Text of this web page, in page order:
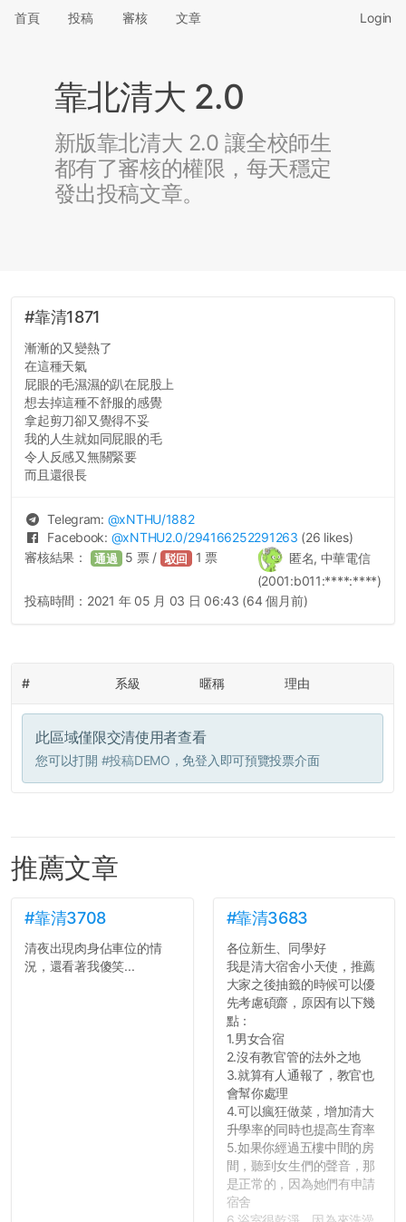
首頁 投稿 審核 文章 Login
靠北清大 2.0
新版靠北清大 2.0 讓全校師生
都有了審核的權限，每天穩定
發出投稿文章。
#靠清1871
漸漸的又變熱了
在這種天氣
屁眼的毛濕濕的趴在屁股上
想去掉這種不舒服的感覺
拿起剪刀卻又覺得不妥
我的人生就如同屁眼的毛
令人反感又無關緊要
而且還很長
Telegram: @xNTHU/1882
Facebook: @xNTHU2.0/294166252291263 (26 likes)
匿名, 中華電信
(2001:b011:****:****)
審核結果： 通過 5 票 / 駁回 1 票
投稿時間： 2021 年 05 月 03 日 06:43 (64 個月前)
# 系級 暱稱 理由
此區域僅限交清使用者查看
您可以打開 #投稿DEMO ，免登入即可預覽投票介面
推薦文章
#靠清3708
清夜出現肉身佔車位的情
況，還看著我傻笑...
#靠清3683
各位新生、同學好
我是清大宿舍小天使，推薦
大家之後抽籤的時候可以優
先考慮碩齋，原因有以下幾
點：
1.男女合宿
2.沒有教官管的法外之地
3.就算有人通報了，教官也
會幫你處理
4.可以瘋狂做菜，增加清大
升學率的同時也提高生育率
5.如果你經過五樓中間的房
間，聽到女生們的聲音，那
是正常的，因為她們有申請
宿舍